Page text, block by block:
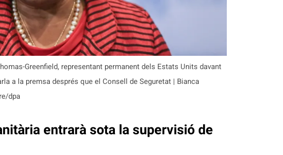
Greenfield, representant permanent dels Estats Units davant
a la premsa després que el Consell de Seguretat | Bianca
dpa
entrarà sota la supervisió de